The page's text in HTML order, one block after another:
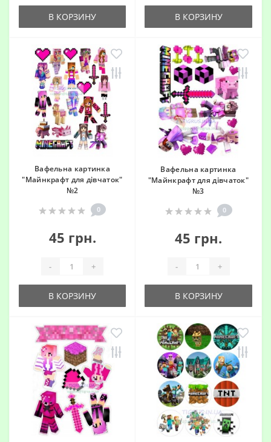
В КОРЗИНУ В КОРЗИНУ
Вафельна картинка
"Майнкрафт для дівчаток"
№2
0
45 грн.
- +
В КОРЗИНУ
Вафельна картинка
"Майнкрафт для дівчаток"
№3
0
45 грн.
- +
В КОРЗИНУ